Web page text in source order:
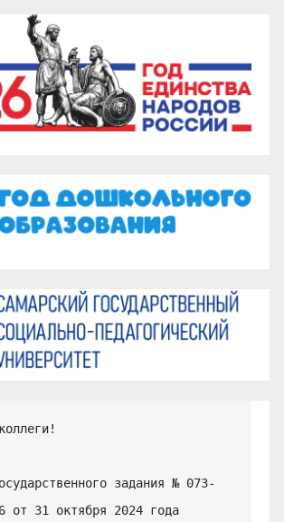
задания № 073-
от 31 октября 2024 года